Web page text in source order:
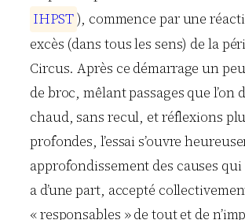
IHPST), commence par une
excès (dans tous les sens) de la
Circus. Après ce démarrage un
de broc, mêlant passages que l’on
chaud, sans recul, et réflexions
profondes, l’essai s’ouvre
approfondissement des causes qui
a d’une part, accepté
« responsables » de tout et de